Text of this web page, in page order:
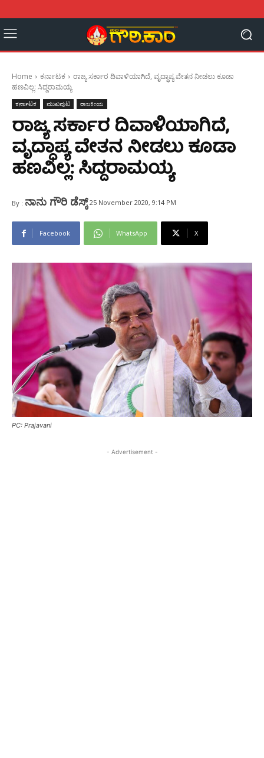
Home ಕರ್ನಾಟಕ
ರಾಜ್ಯ ಸರ್ಕಾರ ದಿವಾಳಿಯಾಗಿದೆ, ವೃದ್ಧಾಪ್ಯ ವೇತನ ನೀಡಲು ಕೂಡಾ
ಹಣವಿಲ್ಲ: ಸಿದ್ದರಾಮಯ್ಯ
ಕರ್ನಾಟಕ ಮುಖಪುಟ ರಾಜಕೀಯ
ರಾಜ್ಯ ಸರ್ಕಾರ ದಿವಾಳಿಯಾಗಿದೆ,
ವೃದ್ಧಾಪ್ಯ ವೇತನ ನೀಡಲು ಕೂಡಾ
ಹಣವಿಲ್ಲ: ಸಿದ್ದರಾಮಯ್ಯ
By : ನಾನು ಗೌರಿ ಡೆಸ್ಕ್ 25 November 2020, 9:14 PM
Facebook WhatsApp X
PC: Prajavani
- Advertisement -